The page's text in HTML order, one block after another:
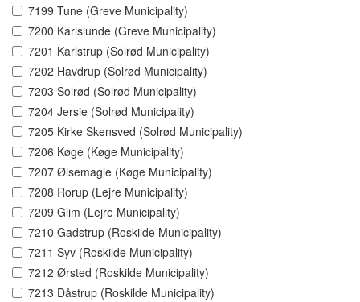
7199 Tune (Greve Municipality)
7200 Karlslunde (Greve Municipality)
7201 Karlstrup (Solrød Municipality)
7202 Havdrup (Solrød Municipality)
7203 Solrød (Solrød Municipality)
7204 Jersie (Solrød Municipality)
7205 Kirke Skensved (Solrød Municipality)
7206 Køge (Køge Municipality)
7207 Ølsemagle (Køge Municipality)
7208 Rorup (Lejre Municipality)
7209 Glim (Lejre Municipality)
7210 Gadstrup (Roskilde Municipality)
7211 Syv (Roskilde Municipality)
7212 Ørsted (Roskilde Municipality)
7213 Dåstrup (Roskilde Municipality)